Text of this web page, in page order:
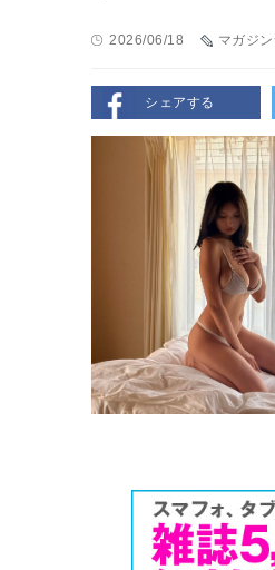
2026/06/18 マガジ
シェアする